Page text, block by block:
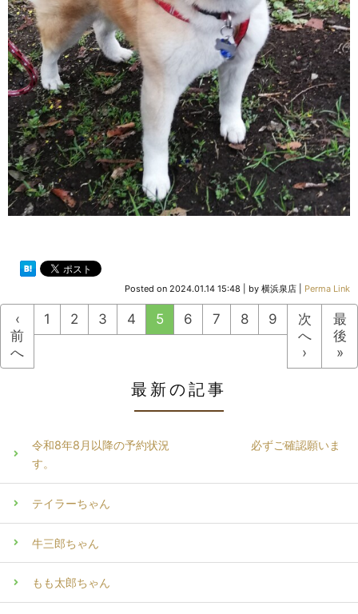
Posted on 2024.01.14 15:48 by 横浜泉店 Perma Link
‹
前
へ
1 2 3 4 5 6 7 8 9
次
へ
›
最
後
»
最新の記事
令和8年8月以降の予約状況 必ずご確認願いま
す。
テイラーちゃん
牛三郎ちゃん
もも太郎ちゃん